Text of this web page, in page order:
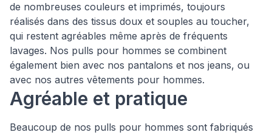
de nombreuses couleurs et imprimés, toujours
réalisés dans des tissus doux et souples au toucher,
qui restent agréables même après de fréquents
lavages. Nos pulls pour hommes se combinent
également bien avec nos pantalons et nos jeans, ou
avec nos autres vêtements pour hommes.
Agréable et pratique
Beaucoup de nos pulls pour hommes sont fabriqués